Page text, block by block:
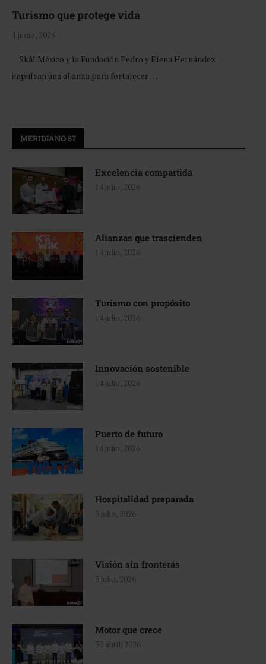
Turismo que protege vida
1 junio, 2026
Skål México y la Fundación Pedro y Elena Hernández
impulsan una alianza para fortalecer …
MERIDIANO 87
Excelencia compartida
14 julio, 2026
Alianzas que trascienden
14 julio, 2026
Turismo con propósito
14 julio, 2026
Innovación sostenible
14 julio, 2026
Puerto de futuro
14 julio, 2026
Hospitalidad preparada
3 julio, 2026
Visión sin fronteras
3 julio, 2026
Motor que crece
30 abril, 2026